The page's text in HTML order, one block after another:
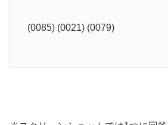
(0085) (0021) (0079)